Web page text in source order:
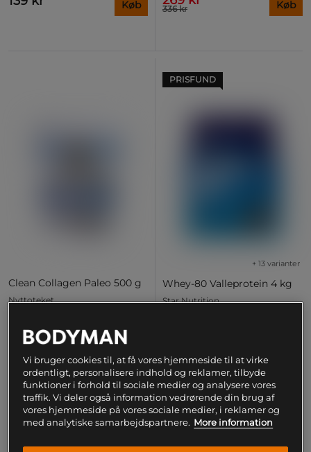
Køb 336 kr Køb
Clean Collagen Paleo 500 g
Nyttoteket
189 kr Køb
PRISFUND
Whey-80 Valleprotein 4 kg
+ 13 varianter
Star Nutrition
Laveste pris 790 kr
PRISFUND 15%
Vi bruger cookies til, at få vores hjemmeside til at virke
ordentligt, personalisere indhold og reklamer, tilbyde
funktioner i forhold til sociale medier og analysere vores
traffik. Vi deler også information vedrørende din brug af
vores hjemmeside på vores sociale medier, i reklamer og
med analytiske samarbejdspartnere. More information